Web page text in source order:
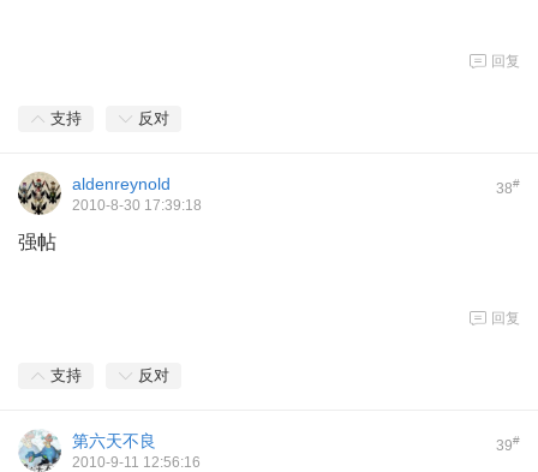
回复
支持 反对
38#
aldenreynold
2010-8-30 17:39:18
强帖
回复
支持 反对
39#
第六天不良
2010-9-11 12:56:16